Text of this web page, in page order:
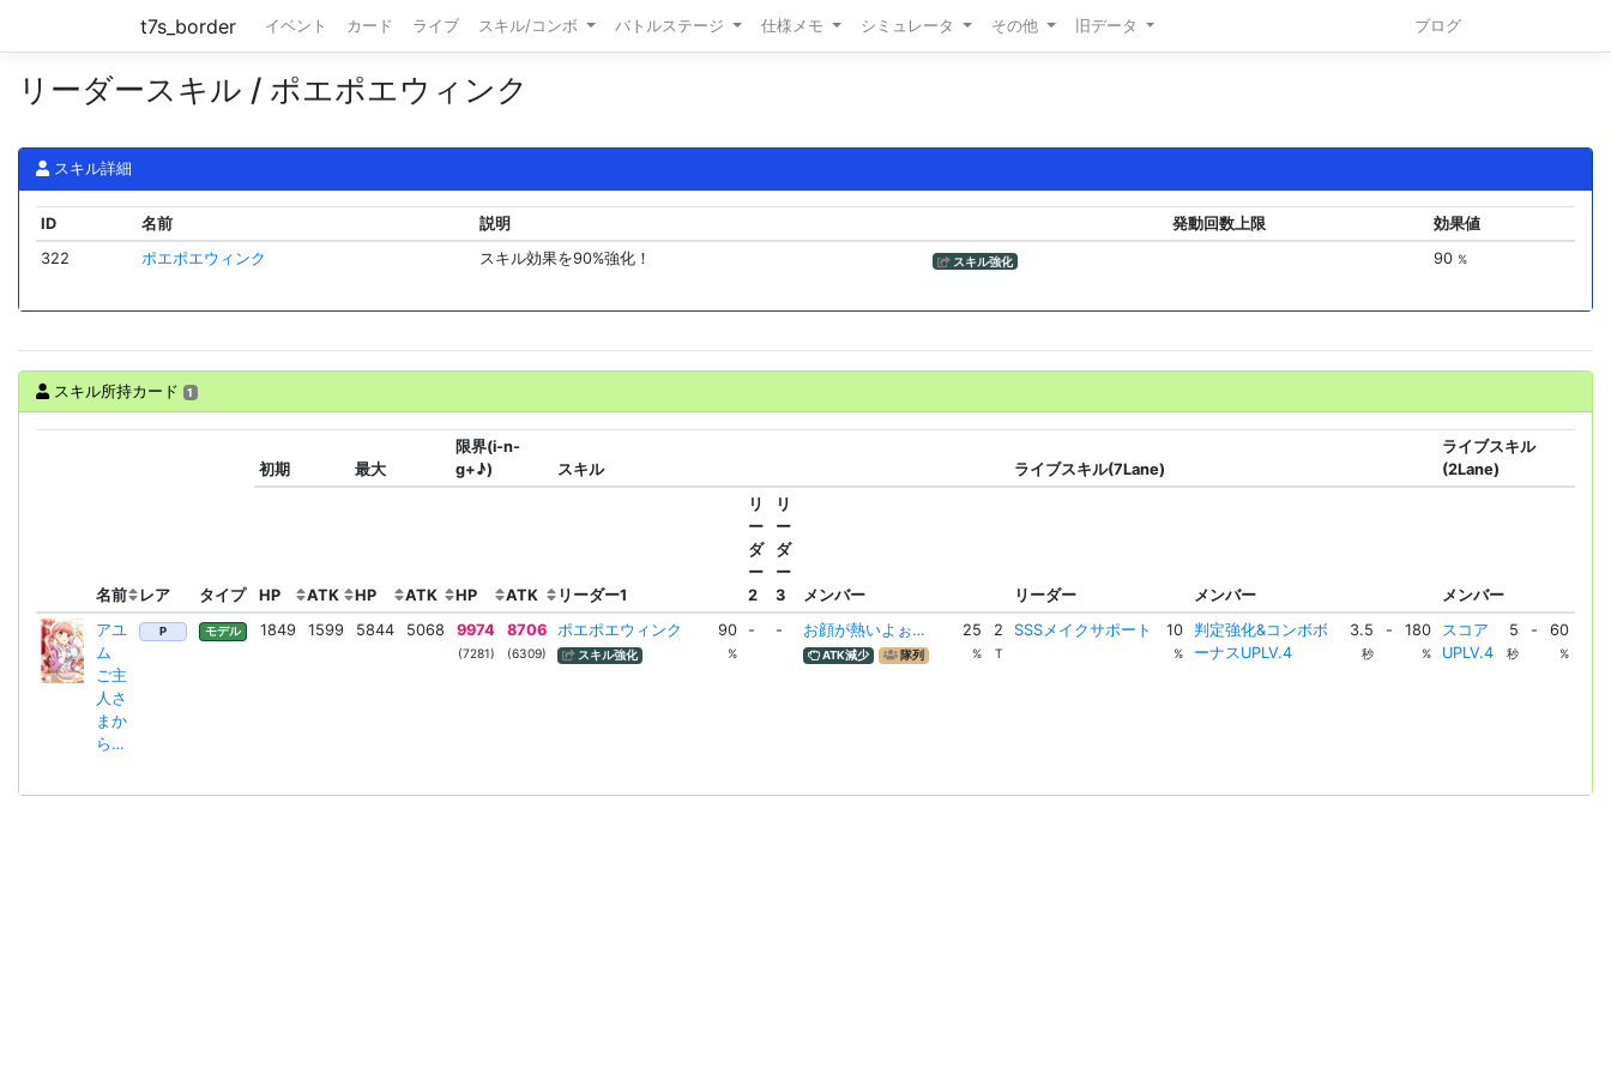
t7s_border イベント カード ライブ スキル/コンボ バトルステージ 仕様メモ シミュレータ その他 旧データ ブログ
リーダースキル / ポエポエウィンク
スキル詳細
ID 名前 説明 発動回数上限
効果値
322
ポエポエウィンク スキル効果を90%強化！ スキル強化 90 %
スキル所持カード 1
名前 レア タイプ
初期 最大
限界(i-n-
g+♪)
スキル ライブスキル(7Lane)
ライブスキル
(2Lane)
HP ATK HP ATK HP ATK リーダー1
リ
ー
ダ
ー
2
リ
ー
ダ
ー
3
メンバー リーダー メンバー
メンバー
アユ
ム
ご主
人さ
まか
ら…
P モデル 1849 1599 5844 5068 9974
(7281)
8706
(6309)
ポエポエウィンク
スキル強化
90
%
- - お顔が熱いよぉ…
ATK減少 隊列
25
%
2
T
SSSメイクサポート 10
%
判定強化&コンボボ
ーナスUPLV.4
3.5
秒
- 180
%
スコア
UPLV.4
5
秒
- 60
%